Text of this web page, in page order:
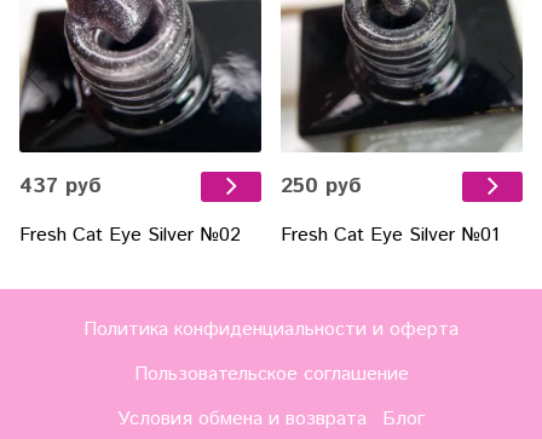
437 руб
Fresh Cat Eye Silver №02
250 руб
Fresh Cat Eye Silver №01
Политика конфиденциальности и оферта
Пользовательское соглашение
Условия обмена и возврата
Блог